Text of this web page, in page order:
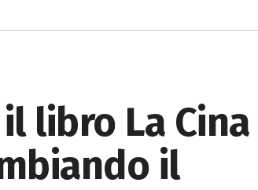
libro La Cina
il